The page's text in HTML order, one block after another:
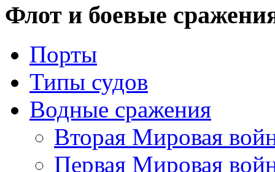
Флот и боевые
Порты
Типы судов
Водные сражения
Вторая Мировая
Первая Мировая